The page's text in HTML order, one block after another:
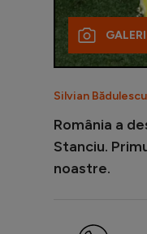
Silvian Bădulescu
România a
Stanciu.
noastre.